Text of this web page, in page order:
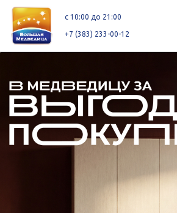
+7 (383) 233-00-12
c 10:00 до 21:00
Магазины Каталог
Как добраться Сервисы
Новоселам